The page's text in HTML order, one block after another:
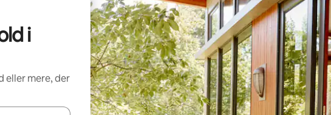
i
eller mere, der